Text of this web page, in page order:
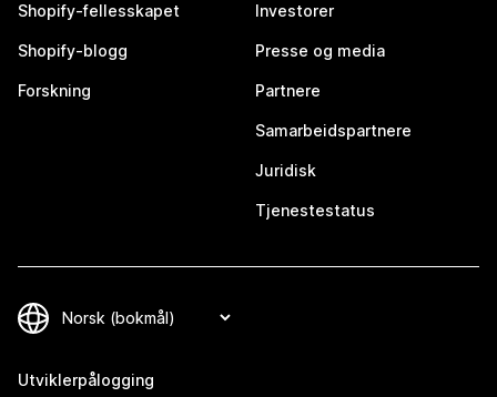
Shopify-fellesskapet
Shopify-blogg
Forskning
Investorer
Presse og media
Partnere
Samarbeidspartnere
Juridisk
Tjenestestatus
Utviklerpålogging